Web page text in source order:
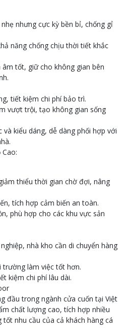
nhưng cực kỳ bền bỉ, chống gỉ
năng chống chịu thời tiết khắc
âm tốt, giữ cho không gian bên
tiết kiệm chi phí bảo trì.
vượt trội, tạo không gian sống
kiểu dáng, dễ dàng phối hợp với
thiểu thời gian chờ đợi, nâng
tích hợp cảm biến an toàn.
phù hợp cho các khu vực sản
nhà kho cần di chuyển hàng
làm việc tốt hơn.
kiệm chi phí lâu dài.
đầu trong ngành cửa cuốn tại Việt
chất lượng cao, tích hợp nhiều
nhu cầu của cả khách hàng cá